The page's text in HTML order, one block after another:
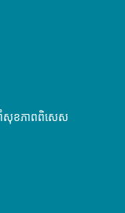
ាំសុខភាពពិសេស